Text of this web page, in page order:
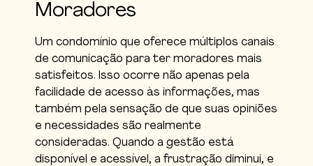
Moradores
Um condomínio que oferece múltiplos canais
de comunicação para ter moradores mais
satisfeitos. Isso ocorre não apenas pela
facilidade de acesso às informações, mas
também pela sensação de que suas opiniões
e necessidades são realmente
consideradas. Quando a gestão está
disponível e acessível, a frustração diminui, e